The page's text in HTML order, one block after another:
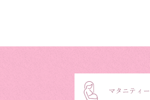
マタニティー